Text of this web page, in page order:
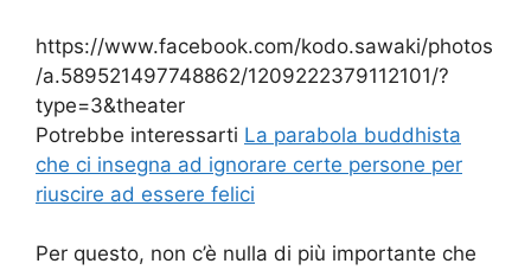
https://www.facebook.com/kodo.sawaki/photos
/a.589521497748862/1209222379112101/?
type=3&theater
Potrebbe interessarti La parabola buddhista
che ci insegna ad ignorare certe persone per
riuscire ad essere felici
Per questo, non c’è nulla di più importante che